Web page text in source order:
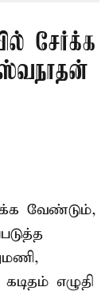
சேர்க்க
வேண்டும்,
எழுதி